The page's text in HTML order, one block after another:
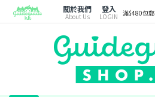
關於我們
About Us
登入
LOGIN 滿$480包郵